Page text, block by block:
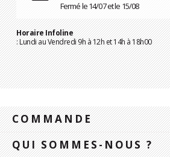
Fermé le 14/07 et le 15/08
Horaire Infoline
: Lundi au Vendredi 9h à 12h et 14h à 18h00
COMMANDE
QUI SOMMES-NOUS ?